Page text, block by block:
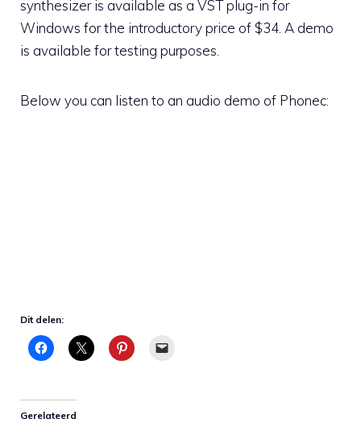
synthesizer is available as a VST plug-in for
Windows for the introductory price of $34. A demo
is available for testing purposes.
Below you can listen to an audio demo of Phonec:
Dit delen:
Gerelateerd